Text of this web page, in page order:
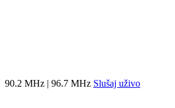
90.2 MHz | 96.7 MHz Slušaj uživo